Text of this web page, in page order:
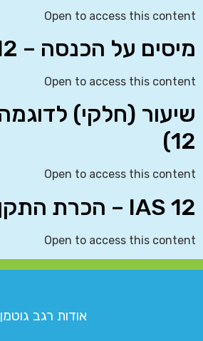
Open to access this content
מיסים על הכנסה – IAS 12
Open to access this content
12)
Open to access this content
IAS 12 – הכרת התקן
Open to access this content
אודות רגב גוטמן